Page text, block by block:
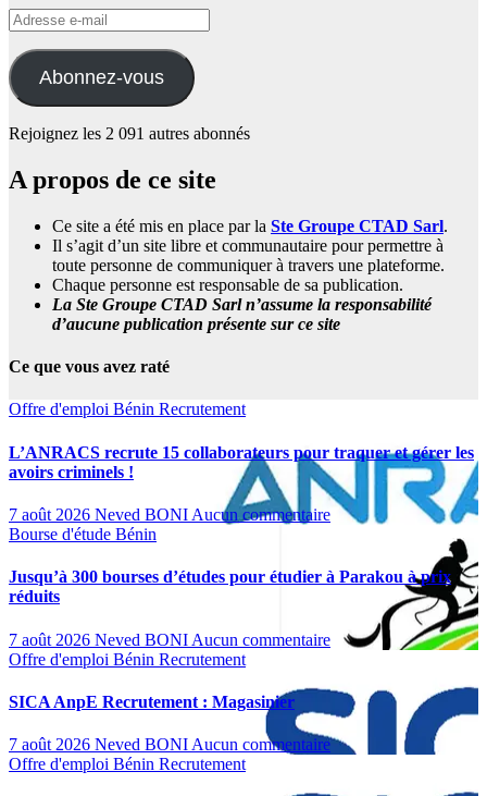
Adresse
e-
mail
Abonnez-vous
Rejoignez les 2 091 autres abonnés
A propos de ce site
Ce site a été mis en place par la Ste Groupe CTAD Sarl.
Il s’agit d’un site libre et communautaire pour permettre à
toute personne de communiquer à travers une plateforme.
Chaque personne est responsable de sa publication.
La Ste Groupe CTAD Sarl n’assume la responsabilité
d’aucune publication présente sur ce site
Ce que vous avez raté
Offre d'emploi Bénin Recrutement
L’ANRACS recrute 15 collaborateurs pour traquer et gérer les
avoirs criminels !
7 août 2026 Neved BONI Aucun commentaire
Bourse d'étude Bénin
Jusqu’à 300 bourses d’études pour étudier à Parakou à prix
réduits
7 août 2026 Neved BONI Aucun commentaire
Offre d'emploi Bénin Recrutement
SICA AnpE Recrutement : Magasinier
7 août 2026 Neved BONI Aucun commentaire
Offre d'emploi Bénin Recrutement